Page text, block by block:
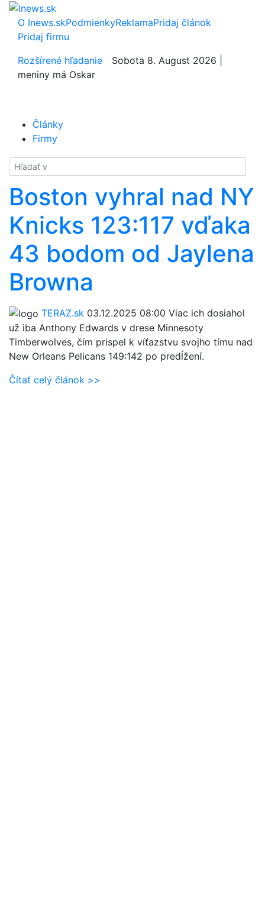
O Inews.skPodmienkyReklamaPridaj článok
Pridaj firmu
Rozšírené hľadanie
Sobota 8. August 2026 |
meniny má Oskar
Články
Firmy
Hladať
Boston vyhral nad NY
Knicks 123:117 vďaka
43 bodom od Jaylena
Browna
TERAZ.sk 03.12.2025 08:00 Viac ich dosiahol
už iba Anthony Edwards v drese Minnesoty
Timberwolves, čím prispel k víťazstvu svojho tímu nad
New Orleans Pelicans 149:142 po predĺžení.
Čítať celý článok >>